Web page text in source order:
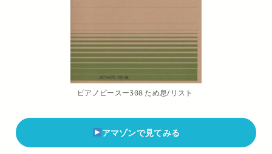
ピアノピースー308 ため息/リスト
アマゾンで見てみる